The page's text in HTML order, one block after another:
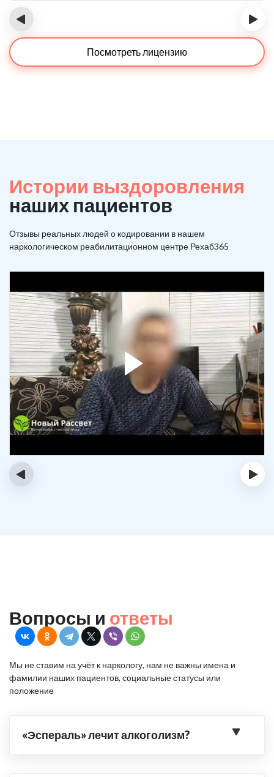
‹ ›
Посмотреть лицензию
Истории выздоровления
наших пациентов
Отзывы реальных людей о кодировании в нашем
наркологическом реабилитационном центре Рехаб365
‹ ›
Вопросы и ответы
Мы не ставим на учёт к наркологу, нам не важны имена и
фамилии наших пациентов, социальные статусы или
положение
«Эспераль» лечит алкоголизм?